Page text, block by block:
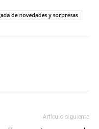
de novedades y sorpresas
Artículo siguiente